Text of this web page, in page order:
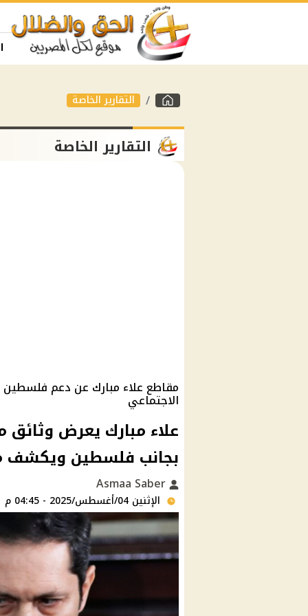
التقارير الخاصة
التقارير الخاصة
مقاطع علاء مبارك عن دعم فلسطين
الاجتماعي
علاء مبارك يعرض
بجانب فلسطين ويكشف
الإثنين 04/أغسطس/2025 - 04:45 م